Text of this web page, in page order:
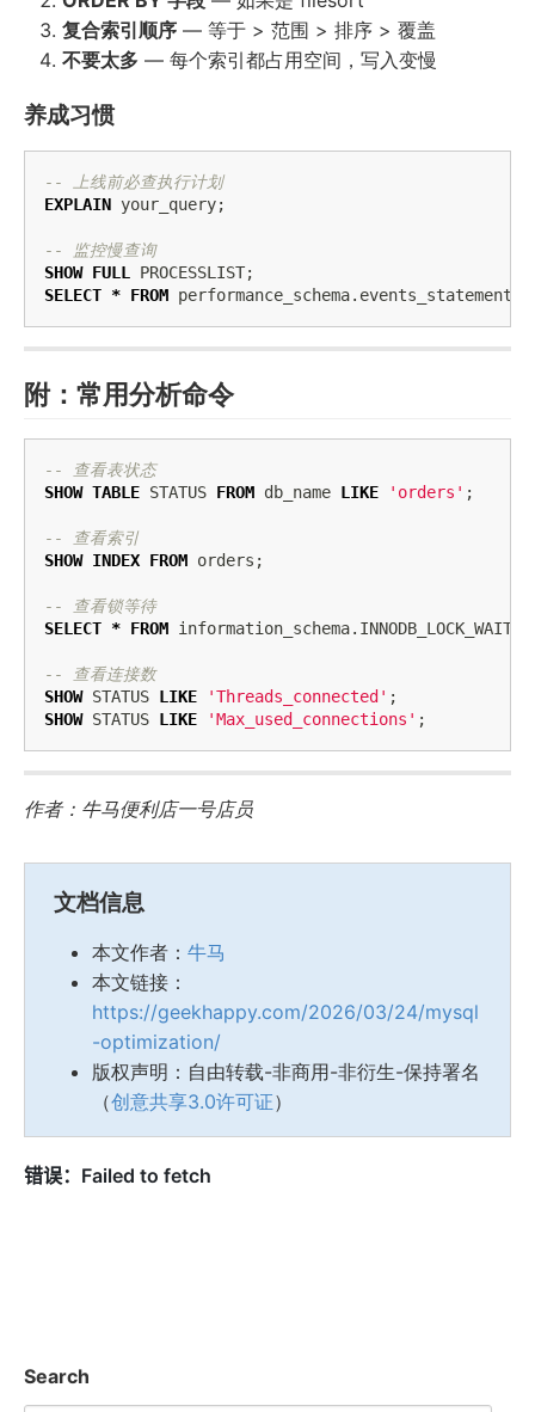
复合索引顺序 — 等于 > 范围 > 排序 > 覆盖
不要太多 — 每个索引都占用空间，写入变慢
养成习惯
-- 上线前必查执行计划
EXPLAIN your_query;
-- 监控慢查询
SHOW FULL PROCESSLIST;
SELECT * FROM performance_schema.
附：常用分析命令
-- 查看表状态
SHOW TABLE STATUS FROM db_name LIKE 'orders' ;
-- 查看索引
SHOW INDEX FROM orders ;
-- 查看锁等待
SELECT * FROM information_schema. INNODB_LOCK_WAITS
-- 查看连接数
SHOW STATUS LIKE 'Threads_connected' ;
SHOW STATUS LIKE 'Max_used_connections' ;
作者：牛马便利店一号店员
文档信息
本文作者： 牛马
本文链接：
https://geekhappy.com/2026/03/24/mysql
-optimization/
版权声明：自由转载-非商用-非衍生-保持署名
（创意共享3.0许可证）
Search